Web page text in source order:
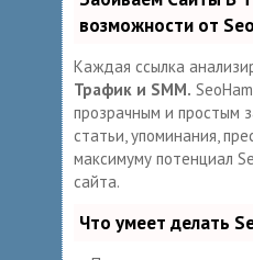
возможности от
Каждая ссылка
Трафик и SMM.
прозрачным и простым
статьи, упоминания,
максимуму потенциал
сайта.
Что умеет делать